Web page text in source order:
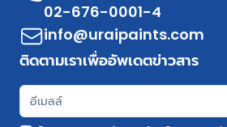
02-676-0001-4
info@uraipaints.com
ติดตามเราเพื่ออัพเดตข่าวสาร